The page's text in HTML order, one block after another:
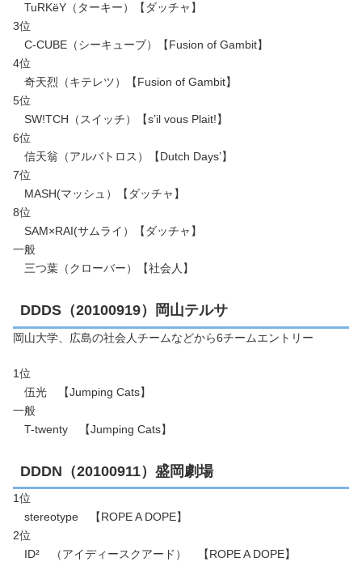
TuRKёY（ターキー）【ダッチャ】
3位
C-CUBE（シーキューブ）【Fusion of Gambit】
4位
奇天烈（キテレツ）【Fusion of Gambit】
5位
SW!TCH（スイッチ）【s’il vous Plait!】
6位
信天翁（アルバトロス）【Dutch Days’】
7位
MASH(マッシュ）【ダッチャ】
8位
SAM×RAI(サムライ）【ダッチャ】
一般
三つ葉（クローバー）【社会人】
DDDS（20100919）岡山テルサ
岡山大学、広島の社会人チームなどから6チームエントリー
1位
伍光 【Jumping Cats】
一般
T-twenty 【Jumping Cats】
DDDN（20100911）盛岡劇場
1位
stereotype 【ROPE A DOPE】
2位
ID² （アイディースクアード） 【ROPE A DOPE】